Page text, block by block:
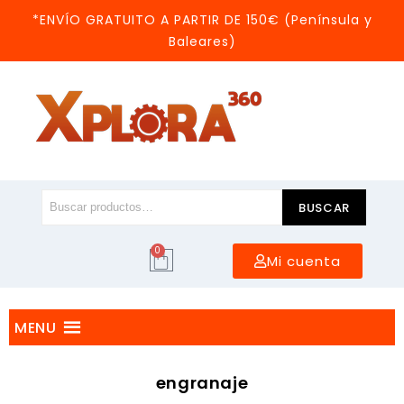
*ENVÍO GRATUITO A PARTIR DE 150€ (Península y
Baleares)
BUSCAR
0
Mi cuenta
MENU
engranaje